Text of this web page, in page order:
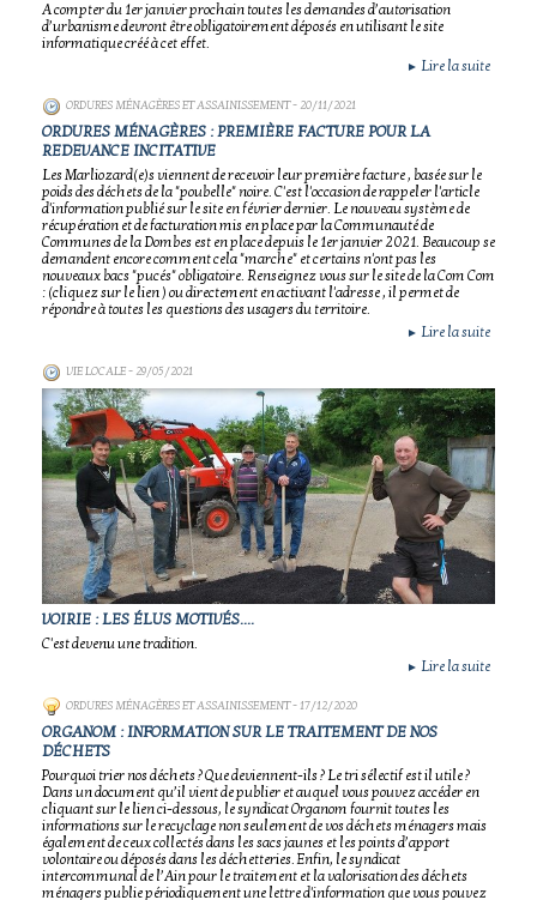
A compter du 1er janvier prochain toutes les demandes d’autorisation
d’urbanisme devront être obligatoirement déposés en utilisant le site
informatique créé à cet effet.
► Lire la suite
ORDURES MÉNAGÈRES ET ASSAINISSEMENT- 20/11/2021
ORDURES MÉNAGÈRES : PREMIÈRE FACTURE POUR LA
REDEVANCE INCITATIVE
Les Marliozard(e)s viennent de recevoir leur première facture , basée sur le
poids des déchets de la "poubelle" noire. C'est l'occasion de rappeler l'article
d'information publié sur le site en février dernier. Le nouveau système de
récupération et de facturation mis en place par la Communauté de
Communes de la Dombes est en place depuis le 1er janvier 2021. Beaucoup se
demandent encore comment cela "marche" et certains n'ont pas les
nouveaux bacs "pucés" obligatoire. Renseignez vous sur le site de la Com Com
: (cliquez sur le lien ) ou directement en activant l'adresse , il permet de
répondre à toutes les questions des usagers du territoire.
► Lire la suite
VIE LOCALE- 29/05/2021
VOIRIE : LES ÉLUS MOTIVÉS....
C'est devenu une tradition.
► Lire la suite
ORDURES MÉNAGÈRES ET ASSAINISSEMENT- 17/12/2020
ORGANOM : INFORMATION SUR LE TRAITEMENT DE NOS
DÉCHETS
Pourquoi trier nos déchets ? Que deviennent-ils ? Le tri sélectif est il utile ?
Dans un document qu’il vient de publier et auquel vous pouvez accéder en
cliquant sur le lien ci-dessous, le syndicat Organom fournit toutes les
informations sur le recyclage non seulement de vos déchets ménagers mais
également de ceux collectés dans les sacs jaunes et les points d’apport
volontaire ou déposés dans les déchetteries. Enfin, le syndicat
intercommunal de l’Ain pour le traitement et la valorisation des déchets
ménagers publie périodiquement une lettre d'information que vous pouvez